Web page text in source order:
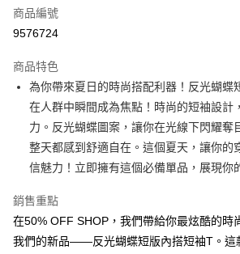
超商取貨付款
Apple Pay
街口支付
悠遊付
Google Pay
全盈+PAY
商品編號
9576724
商品特色
為你帶來夏日的時尚搭配利器！反光蝴蝶
在人群中瞬間成為焦點！時尚的短袖設計
力。反光蝴蝶圖案，讓你在光線下閃耀奪
整天都感到舒適自在。這個夏天，讓你的
信魅力！立即擁有這個必備單品，展現你
銷售重點
在50% OFF SHOP，我們帶給你最炫酷的時
我們的新品——反光蝴蝶短版內搭短袖T。這